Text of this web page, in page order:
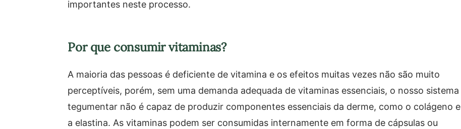
importantes neste processo.
Por que consumir vitaminas?
A maioria das pessoas é deficiente de vitamina e os efeitos muitas vezes não são muito
perceptíveis, porém, sem uma demanda adequada de vitaminas essenciais, o nosso sistema
tegumentar não é capaz de produzir componentes essenciais da derme, como o colágeno e
a elastina. As vitaminas podem ser consumidas internamente em forma de cápsulas ou